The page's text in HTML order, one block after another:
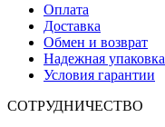
Оплата
Доставка
Обмен и возврат
Надежная упаковка
Условия гарантии
СОТРУДНИЧЕСТВО